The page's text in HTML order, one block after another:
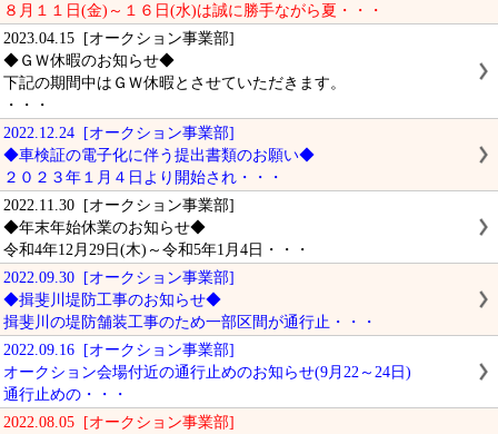
８月１１日(金)～１６日(水)は誠に勝手ながら夏・・・
2023.04.15 [オークション事業部]
◆ＧＷ休暇のお知らせ◆
下記の期間中はＧＷ休暇とさせていただきます。
・・・
2022.12.24 [オークション事業部]
◆車検証の電子化に伴う提出書類のお願い◆
２０２３年１月４日より開始され・・・
2022.11.30 [オークション事業部]
◆年末年始休業のお知らせ◆
令和4年12月29日(木)～令和5年1月4日・・・
2022.09.30 [オークション事業部]
◆揖斐川堤防工事のお知らせ◆
揖斐川の堤防舗装工事のため一部区間が通行止・・・
2022.09.16 [オークション事業部]
オークション会場付近の通行止めのお知らせ(9月22～24日)
通行止めの・・・
2022.08.05 [オークション事業部]